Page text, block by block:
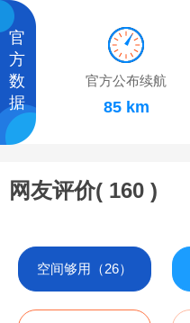
官
方
数
据
官方公布续航
85 km
网友评价( 160 )
空间够用（26）